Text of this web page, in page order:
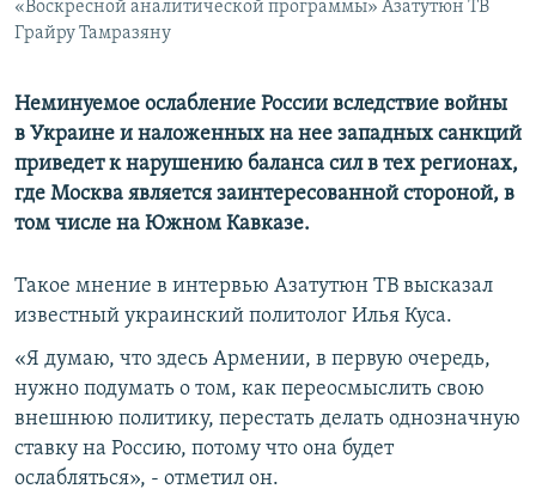
«Воскресной аналитической программы» Азатутюн ТВ
Грайру Тамразяну
Неминуемое ослабление России вследствие войны
в Украине и наложенных на нее западных санкций
приведет к нарушению баланса сил в тех регионах,
где Москва является заинтересованной стороной, в
том числе на Южном Кавказе.
Такое мнение в интервью Азатутюн ТВ высказал
известный украинский политолог Илья Куса.
«Я думаю, что здесь Армении, в первую очередь,
нужно подумать о том, как переосмыслить свою
внешнюю политику, перестать делать однозначную
ставку на Россию, потому что она будет
ослабляться», - отметил он.